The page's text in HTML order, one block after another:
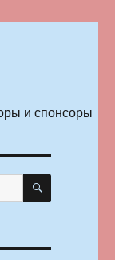
и спонсоры
ПОИСК